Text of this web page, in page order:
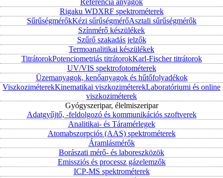
Rigaku WDXRF spektrométerek
SűrűségmérőkKézi sűrűségmérőAsztali sűrűségmérők
Színmérő készülékek
Szűrő szakadás jelzők
Termoanalitikai készülékek
TitrátorokPotenciometriás titrátorokKarl-Fischer titrátorok
UV/VIS spektrofotométerek
Üzemanyagok, kenőanyagok és hűtőfolyadékok
ViszkoziméterekKinematikai viszkoziméterekLaboratóriumi és online
viszkoziméterek
Gyógyszeripar, élelmiszeripar
Adatgyűjtő, -feldolgozó és kommunikációs szoftverek
Analitikai- és Táramérlegek
Atomabszorpciós (AAS) spektrométerek
Áramlásmérők
Borászati mérő- és laboreszközök
Emissziós és processz gázelemzők
ICP-MS spektrométerek